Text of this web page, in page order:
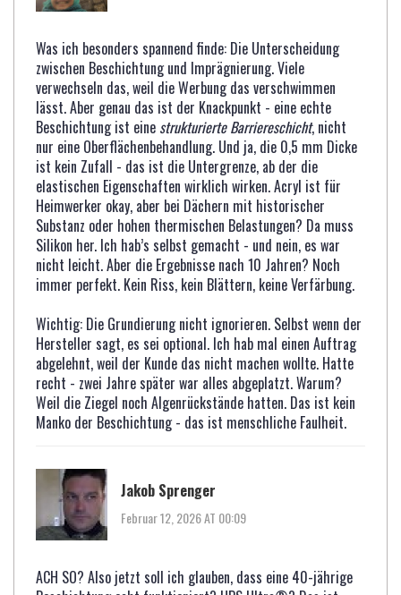
Was ich besonders spannend finde: Die Unterscheidung
zwischen Beschichtung und Imprägnierung. Viele
verwechseln das, weil die Werbung das verschwimmen
lässt. Aber genau das ist der Knackpunkt - eine echte
Beschichtung ist eine strukturierte Barriereschicht, nicht
nur eine Oberflächenbehandlung. Und ja, die 0,5 mm Dicke
ist kein Zufall - das ist die Untergrenze, ab der die
elastischen Eigenschaften wirklich wirken. Acryl ist für
Heimwerker okay, aber bei Dächern mit historischer
Substanz oder hohen thermischen Belastungen? Da muss
Silikon her. Ich hab’s selbst gemacht - und nein, es war
nicht leicht. Aber die Ergebnisse nach 10 Jahren? Noch
immer perfekt. Kein Riss, kein Blättern, keine Verfärbung.
Wichtig: Die Grundierung nicht ignorieren. Selbst wenn der
Hersteller sagt, es sei optional. Ich hab mal einen Auftrag
abgelehnt, weil der Kunde das nicht machen wollte. Hatte
recht - zwei Jahre später war alles abgeplatzt. Warum?
Weil die Ziegel noch Algenrückstände hatten. Das ist kein
Manko der Beschichtung - das ist menschliche Faulheit.
Jakob Sprenger
Februar 12, 2026 AT 00:09
ACH SO? Also jetzt soll ich glauben, dass eine 40-jährige